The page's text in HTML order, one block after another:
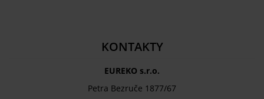
KONTAKTY
EUREKO s.r.o.
Petra Bezruče 1877/67